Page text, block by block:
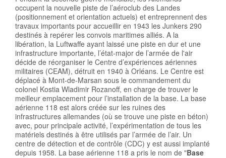
occupent la nouvelle piste de l’aéroclub des Landes
(positionnement et orientation actuels) et entreprennent des
travaux importants pour accueillir en 1943 les Junkers 290
destinés à repérer les convois maritimes alliés. A la
libération, la Luftwaffe ayant laissé une piste en dur et une
infrastructure importante, l’état-major de l’armée de l'air
décide de réorganiser le Centre d’expériences aériennes
militaires (CEAM), détruit en 1940 à Orléans. Le Centre est
déplacé à Mont-de-Marsan sous le commandement du
colonel Kostia Wladimir Rozanoff, en charge de trouver le
meilleur emplacement pour l’installation de la base. La base
aérienne 118 est alors créée sur les ruines des
infrastructures allemandes (où se trouve une piste en béton)
avec, pour principale activité, l’expérimentation de tous les
matériels destinés à être utilisés par l’armée de l’air. Un
centre de détection et de contrôle (CDC) y est aussi implanté
depuis 1958. La base aérienne 118 a pris le nom de "Base